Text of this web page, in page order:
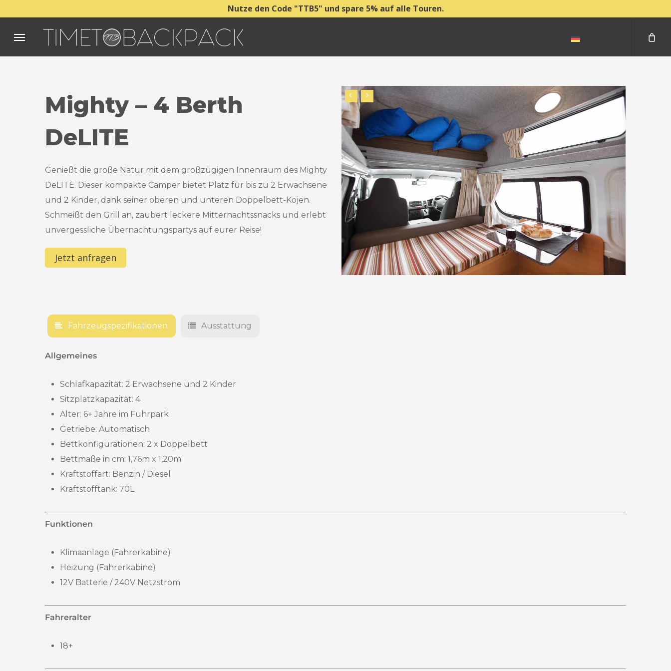
main
Nutze den Code "TTB5" und spare 5% auf alle Touren.
Menu
Mighty – 4 Berth
DeLITE
Genießt die große Natur mit dem großzügigen Innenraum des Mighty
DeLITE. Dieser kompakte Camper bietet Platz für bis zu 2 Erwachsene
und 2 Kinder, dank seiner oberen und unteren Doppelbett-Kojen.
Schmeißt den Grill an, zaubert leckere Mitternachtssnacks und erlebt
unvergessliche Übernachtungspartys auf eurer Reise!
Jetzt anfragen
Fahrzeugspezifikationen Ausstattung
Allgemeines
Schlafkapazität: 2 Erwachsene und 2 Kinder
Sitzplatzkapazität: 4
Alter: 6+ Jahre im Fuhrpark
Getriebe: Automatisch
Bettkonfigurationen: 2 x Doppelbett
Bettmaße in cm: 1,76m x 1,20m
Kraftstoffart: Benzin / Diesel
Kraftstofftank:70L
Funktionen
Klimaanlage (Fahrerkabine)
Heizung (Fahrerkabine)
12V Batterie / 240V Netzstrom
Fahreralter
18+